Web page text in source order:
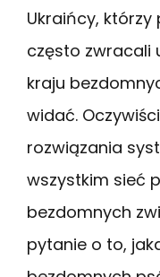
Ukraińcy, którzy
często zwracali
kraju
widać.
rozwiązania
wszystkim sieć
bezdomnych
pytanie o to,